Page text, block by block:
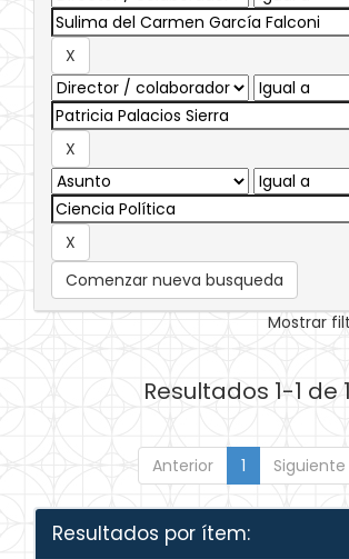
Comenzar nueva busqueda
Mostrar
Resultados 1-1 de
Anterior 1 Siguiente
Resultados por ítem: